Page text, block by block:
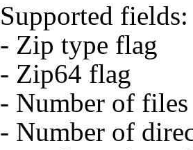
Supported fields:
- Zip type flag
- Zip64 flag
- Number of files
- Number of